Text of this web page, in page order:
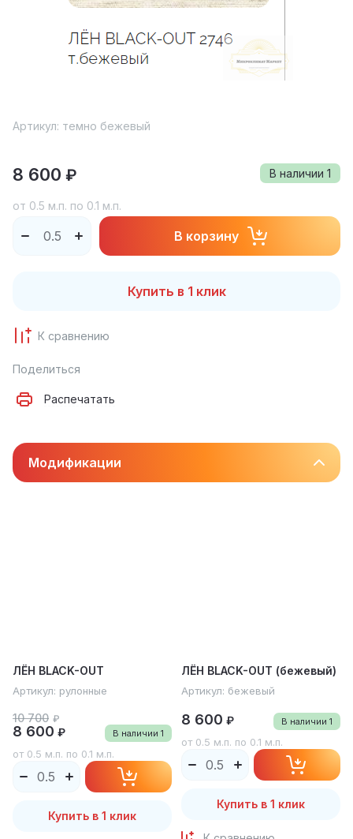
Артикул: темно бежевый
В наличии 1
8 600 ₽
от 0.5 м.п. по 0.1 м.п.
В корзину
Купить в 1 клик
К сравнению
Поделиться
Распечатать
Модификации
ЛЁН BLACK-OUT
Артикул: рулонные
В наличии 1
10 700 ₽
8 600 ₽
от 0.5 м.п. по 0.1 м.п.
Купить в 1 клик
ЛЁН BLACK-OUT (бежевый)
Артикул: бежевый
В наличии 1
8 600 ₽
от 0.5 м.п. по 0.1 м.п.
Купить в 1 клик